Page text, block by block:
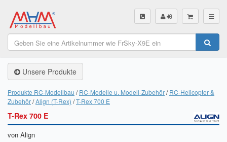
SHOP
Unsere Produkte
Servo Finder
BL-Motor Finder
Unsere Produkte
Produkte RC-Modellbau RC-Modelle u. Modell-Zubehör RC-Helicopter &
Zubehör Align (T-Rex) T-Rex 700 E
T-Rex 700 E
von Align